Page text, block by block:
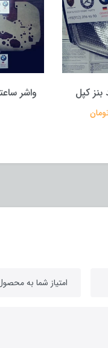
ساعتی گیربکس بنز